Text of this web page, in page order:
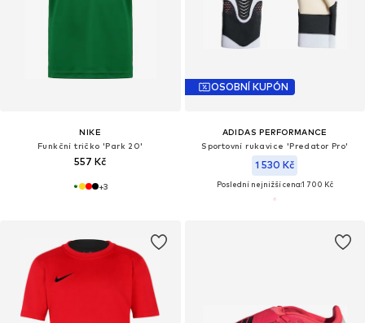
NIKE
Funkční tričko 'Park 20'
557 Kč
+3
OSOBNÍ KUPÓN
ADIDAS PERFORMANCE
Sportovní rukavice 'Predator Pro'
1 530 Kč
Poslední nejnižší cena:1 700 Kč